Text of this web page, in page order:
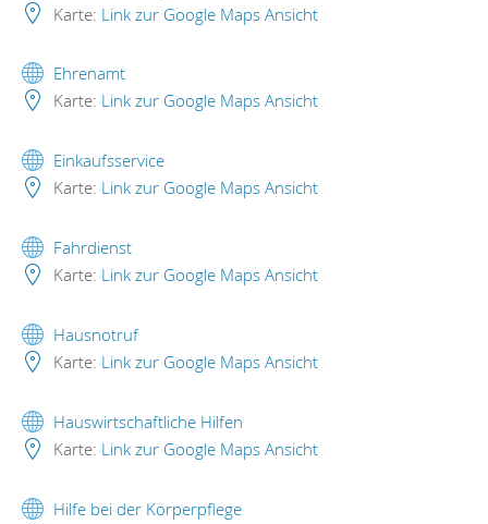
Karte: Link zur Google Maps Ansicht
Ehrenamt
Karte: Link zur Google Maps Ansicht
Einkaufsservice
Karte: Link zur Google Maps Ansicht
Fahrdienst
Karte: Link zur Google Maps Ansicht
Hausnotruf
Karte: Link zur Google Maps Ansicht
Hauswirtschaftliche Hilfen
Karte: Link zur Google Maps Ansicht
Hilfe bei der Körperpflege